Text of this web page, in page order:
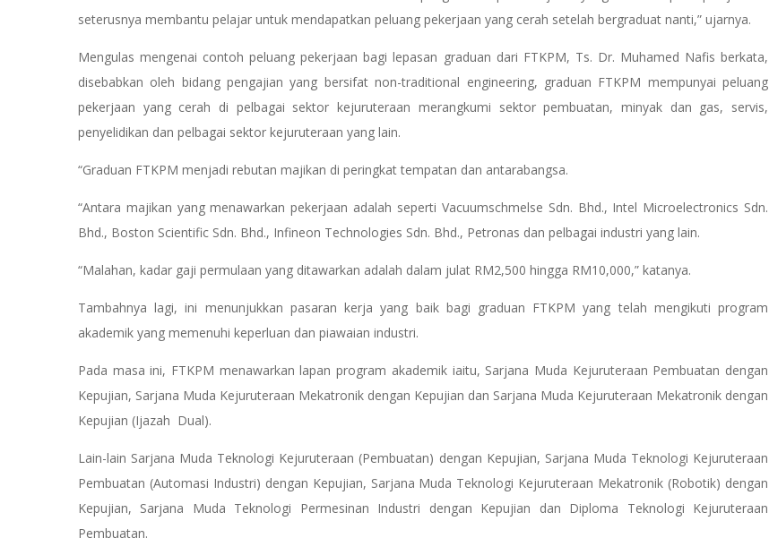
seterusnya membantu pelajar untuk mendapatkan peluang pekerjaan yang cerah setelah bergraduat nanti,” ujarnya.
Mengulas mengenai contoh peluang pekerjaan bagi lepasan graduan dari FTKPM, Ts. Dr. Muhamed Nafis berkata,
disebabkan oleh bidang pengajian yang bersifat non-traditional engineering, graduan FTKPM mempunyai peluang
pekerjaan yang cerah di pelbagai sektor kejuruteraan merangkumi sektor pembuatan, minyak dan gas, servis,
penyelidikan dan pelbagai sektor kejuruteraan yang lain.
“Graduan FTKPM menjadi rebutan majikan di peringkat tempatan dan antarabangsa.
“Antara majikan yang menawarkan pekerjaan adalah seperti Vacuumschmelse Sdn. Bhd., Intel Microelectronics Sdn.
Bhd., Boston Scientific Sdn. Bhd., Infineon Technologies Sdn. Bhd., Petronas dan pelbagai industri yang lain.
“Malahan, kadar gaji permulaan yang ditawarkan adalah dalam julat RM2,500 hingga RM10,000,” katanya.
Tambahnya lagi, ini menunjukkan pasaran kerja yang baik bagi graduan FTKPM yang telah mengikuti program
akademik yang memenuhi keperluan dan piawaian industri.
Pada masa ini, FTKPM menawarkan lapan program akademik iaitu, Sarjana Muda Kejuruteraan Pembuatan dengan
Kepujian, Sarjana Muda Kejuruteraan Mekatronik dengan Kepujian dan Sarjana Muda Kejuruteraan Mekatronik dengan
Kepujian (Ijazah Dual).
Lain-lain Sarjana Muda Teknologi Kejuruteraan (Pembuatan) dengan Kepujian, Sarjana Muda Teknologi Kejuruteraan
Pembuatan (Automasi Industri) dengan Kepujian, Sarjana Muda Teknologi Kejuruteraan Mekatronik (Robotik) dengan
Kepujian, Sarjana Muda Teknologi Permesinan Industri dengan Kepujian dan Diploma Teknologi Kejuruteraan
Pembuatan.